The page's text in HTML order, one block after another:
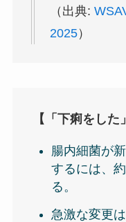
（出典:
2025）
【「下痢をした
腸内細菌が
するには、
る。
急激な変更